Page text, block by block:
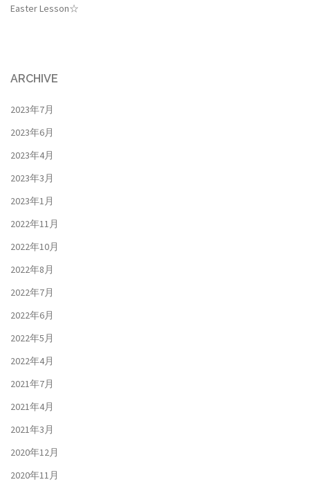
Easter Lesson☆
ARCHIVE
2023年7月
2023年6月
2023年4月
2023年3月
2023年1月
2022年11月
2022年10月
2022年8月
2022年7月
2022年6月
2022年5月
2022年4月
2021年7月
2021年4月
2021年3月
2020年12月
2020年11月